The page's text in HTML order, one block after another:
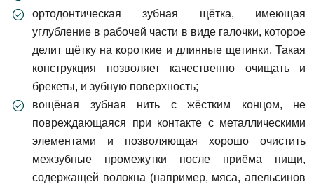
ортодонтическая зубная щётка, имеющая
углубление в рабочей части в виде галочки, которое
делит щётку на короткие и длинные щетинки. Такая
конструкция позволяет качественно очищать и
брекеты, и зубную поверхность;
вощёная зубная нить с жёстким концом, не
повреждающаяся при контакте с металлическими
элементами и позволяющая хорошо очистить
межзубные промежутки после приёма пищи,
содержащей волокна (например, мяса, апельсинов